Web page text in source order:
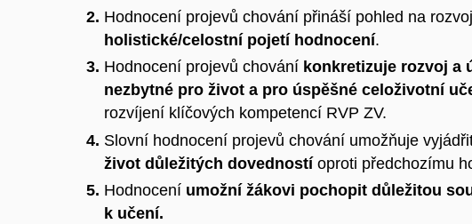
Hodnocení projevů chování přináší pohled na
holistické/celostní pojetí hodnocení.
Hodnocení projevů chování konkretizuje rozvoj a
nezbytné pro život a pro úspěšné celoživotní
rozvíjení klíčových kompetencí RVP ZV.
Slovní hodnocení projevů chování umožňuje
život důležitých dovednostíoproti předchozímu
Hodnocení umožní žákovi pochopit důležitou
k učení.